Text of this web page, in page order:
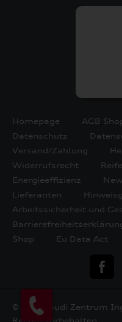
Homepage AGB
Datenschutz
Versand/Zahlung
Widerrufsrecht
Energieeffizienz
Lieferanten
Arbeitssicherheit und
Shop
Eu Data Act
teilen
© 2026 Audi Zentrum
Rechte vorbehalten